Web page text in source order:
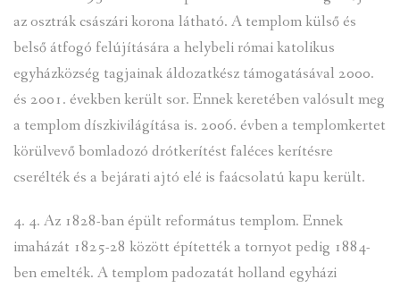
az osztrák császári korona látható. A templom külső és
belső átfogó felújítására a helybeli római katolikus
egyházközség tagjainak áldozatkész támogatásával 2000.
és 2001. években került sor. Ennek keretében valósult meg
a templom díszkivilágítása is. 2006. évben a templomkertet
körülvevő bomladozó drótkerítést faléces kerítésre
cserélték és a bejárati ajtó elé is faácsolatú kapu került.
4. 4. Az 1828-ban épült református templom. Ennek
imaházát 1825-28 között építették a tornyot pedig 1884-
ben emelték. A templom padozatát holland egyházi